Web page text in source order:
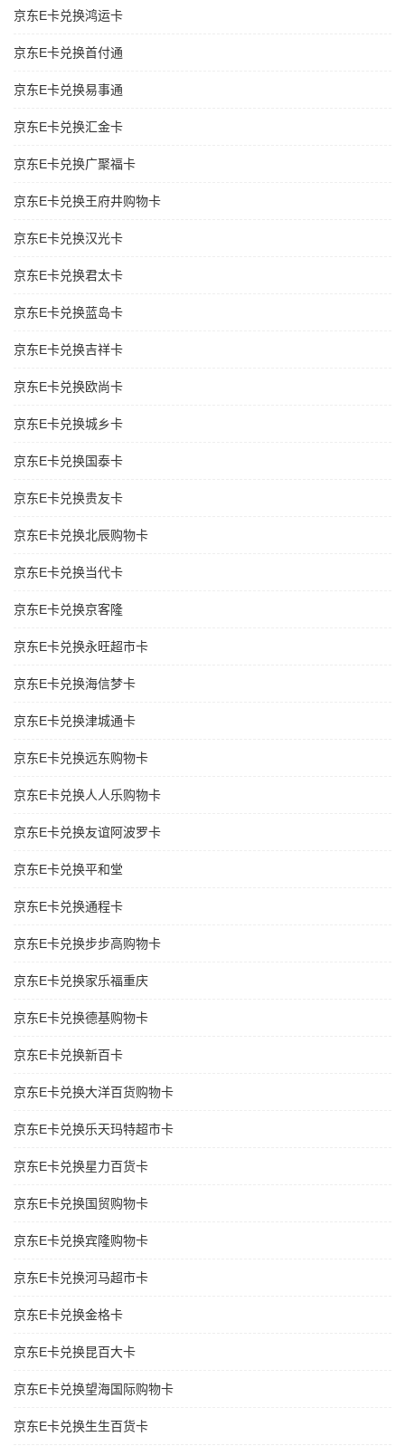
京东E卡兑换鸿运卡
京东E卡兑换首付通
京东E卡兑换易事通
京东E卡兑换汇金卡
京东E卡兑换广聚福卡
京东E卡兑换王府井购物卡
京东E卡兑换汉光卡
京东E卡兑换君太卡
京东E卡兑换蓝岛卡
京东E卡兑换吉祥卡
京东E卡兑换欧尚卡
京东E卡兑换城乡卡
京东E卡兑换国泰卡
京东E卡兑换贵友卡
京东E卡兑换北辰购物卡
京东E卡兑换当代卡
京东E卡兑换京客隆
京东E卡兑换永旺超市卡
京东E卡兑换海信梦卡
京东E卡兑换津城通卡
京东E卡兑换远东购物卡
京东E卡兑换人人乐购物卡
京东E卡兑换友谊阿波罗卡
京东E卡兑换平和堂
京东E卡兑换通程卡
京东E卡兑换步步高购物卡
京东E卡兑换家乐福重庆
京东E卡兑换德基购物卡
京东E卡兑换新百卡
京东E卡兑换大洋百货购物卡
京东E卡兑换乐天玛特超市卡
京东E卡兑换星力百货卡
京东E卡兑换国贸购物卡
京东E卡兑换宾隆购物卡
京东E卡兑换河马超市卡
京东E卡兑换金格卡
京东E卡兑换昆百大卡
京东E卡兑换望海国际购物卡
京东E卡兑换生生百货卡